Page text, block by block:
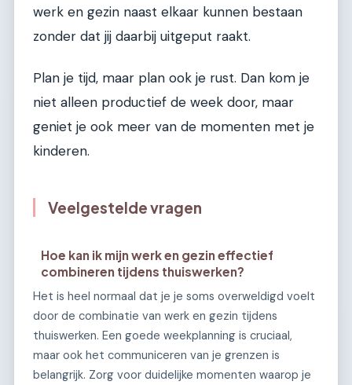
werk en gezin naast elkaar kunnen bestaan
zonder dat jij daarbij uitgeput raakt.
Plan je tijd, maar plan ook je rust. Dan kom je
niet alleen productief de week door, maar
geniet je ook meer van de momenten met je
kinderen.
Veelgestelde vragen
Hoe kan ik mijn werk en gezin effectief
combineren tijdens thuiswerken?
Het is heel normaal dat je je soms overweldigd voelt
door de combinatie van werk en gezin tijdens
thuiswerken. Een goede weekplanning is cruciaal,
maar ook het communiceren van je grenzen is
belangrijk. Zorg voor duidelijke momenten waarop je